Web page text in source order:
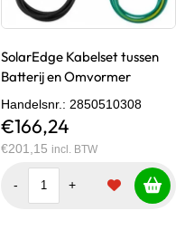
SolarEdge Kabelset tussen
Batterij en Omvormer
Handelsnr. : 2850510308
€166,24
€201,15 incl. BTW
- +